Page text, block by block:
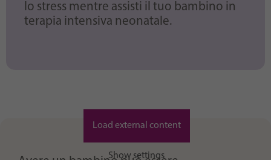
lo stress mentre assisti il tuo bambino in
terapia intensiva neonatale.
Load external content
Show settings